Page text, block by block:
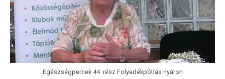
Egészségpercek 44. rész Folyadékpótlás nyáron